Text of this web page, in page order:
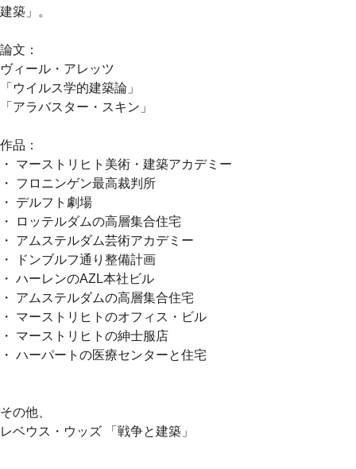
建築」。
論文：
ヴィール・アレッツ
「ウイルス学的建築論」
「アラバスター・スキン」
作品：
・ マーストリヒト美術・建築アカデミー
・ フロニンゲン最高裁判所
・ デルフト劇場
・ ロッテルダムの高層集合住宅
・ アムステルダム芸術アカデミー
・ ドンブルフ通り整備計画
・ ハーレンのAZL本社ビル
・ アムステルダムの高層集合住宅
・ マーストリヒトのオフィス・ビル
・ マーストリヒトの紳士服店
・ ハーパートの医療センターと住宅
その他、
レベウス・ウッズ 「戦争と建築」